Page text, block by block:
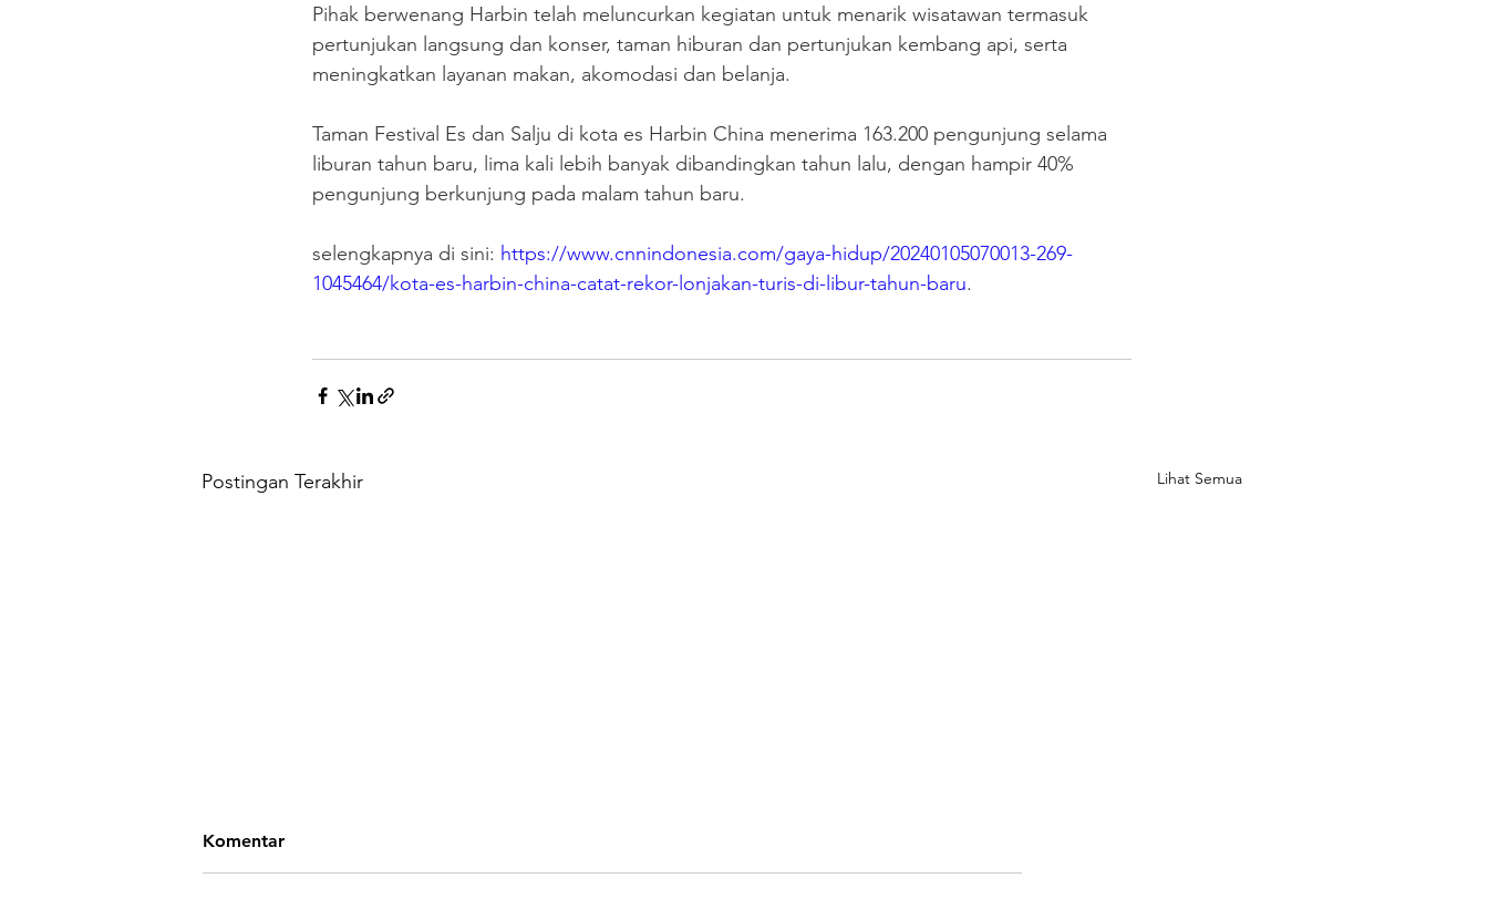
Pihak berwenang Harbin telah meluncurkan kegiatan untuk menarik wisatawan termasuk
pertunjukan langsung dan konser, taman hiburan dan pertunjukan kembang api, serta
meningkatkan layanan makan, akomodasi dan belanja.
Taman Festival Es dan Salju di kota es Harbin China menerima 163.200 pengunjung selama
liburan tahun baru, lima kali lebih banyak dibandingkan tahun lalu, dengan hampir 40%
pengunjung berkunjung pada malam tahun baru.
selengkapnya di sini: https://www.cnnindonesia.com/gaya-hidup/20240105070013-269-
1045464/kota-es-harbin-china-catat-rekor-lonjakan-turis-di-libur-tahun-baru.
Postingan Terakhir Lihat Semua
Komentar